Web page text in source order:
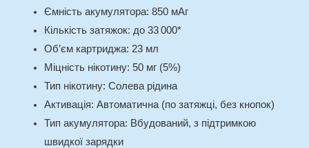
Ємність акумулятора: 850 мАг
Кількість затяжок: до 33 000*
Об’єм картриджа: 23 мл
Міцність нікотину: 50 мг (5%)
Тип нікотину: Солева рідина
Активація: Автоматична (по затяжці, без кнопок)
Тип акумулятора: Вбудований, з підтримкою
швидкої зарядки